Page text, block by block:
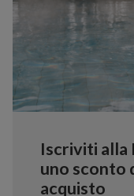
Iscriviti alla
uno sconto
acquisto